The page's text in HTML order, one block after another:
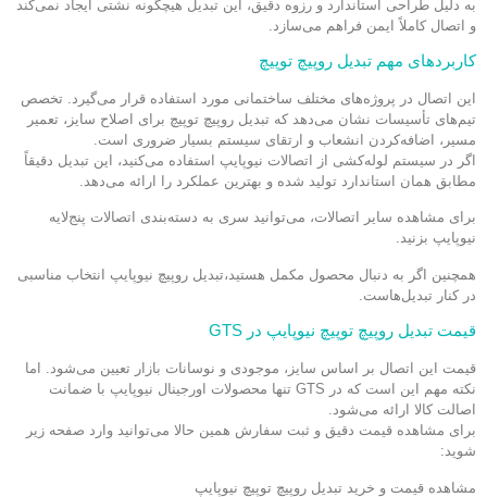
به دلیل طراحی استاندارد و رزوه دقیق، این تبدیل هیچگونه نشتی ایجاد نمی‌کند
و اتصال کاملاً ایمن فراهم می‌سازد.
کاربردهای مهم تبدیل روپیچ توپیچ
این اتصال در پروژه‌های مختلف ساختمانی مورد استفاده قرار می‌گیرد. تخصص
تیم‌های تأسیسات نشان می‌دهد که تبدیل روپیچ توپیچ برای اصلاح سایز، تعمیر
مسیر، اضافه‌کردن انشعاب و ارتقای سیستم بسیار ضروری است.
اگر در سیستم لوله‌کشی از اتصالات نیوپایپ استفاده می‌کنید، این تبدیل دقیقاً
مطابق همان استاندارد تولید شده و بهترین عملکرد را ارائه می‌دهد.
برای مشاهده سایر اتصالات، می‌توانید سری به دسته‌بندی اتصالات پنج‌لایه
نیوپایپ بزنید.
همچنین اگر به دنبال محصول مکمل هستید،تبدیل روپیچ نیوپایپ انتخاب مناسبی
در کنار تبدیل‌هاست.
قیمت تبدیل روپیچ توپیچ نیوپایپ در GTS
قیمت این اتصال بر اساس سایز، موجودی و نوسانات بازار تعیین می‌شود. اما
نکته مهم این است که در GTS تنها محصولات اورجینال نیوپایپ با ضمانت
اصالت کالا ارائه می‌شود.
برای مشاهده قیمت دقیق و ثبت سفارش همین حالا می‌توانید وارد صفحه زیر
شوید:
مشاهده قیمت و خرید تبدیل روپیچ توپیچ نیوپایپ